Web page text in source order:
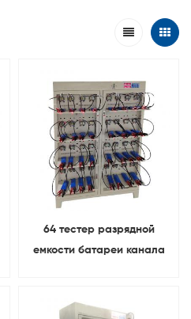
64 тестер разрядной
емкости батареи канала